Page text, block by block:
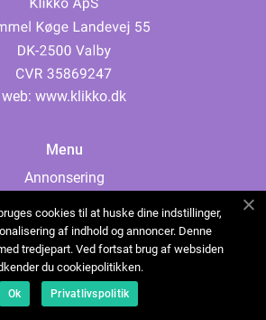
web: www.klikko.dk
Menu
Annonsering
Cookies
Kontakta oss
Sitemap
cookies til at huske dine indstillinger,
af indhold og annoncer. Denne
tredjepart. Ved fortsat brug af websiden
du cookiepolitikken.
Ok Privatlivspolitik